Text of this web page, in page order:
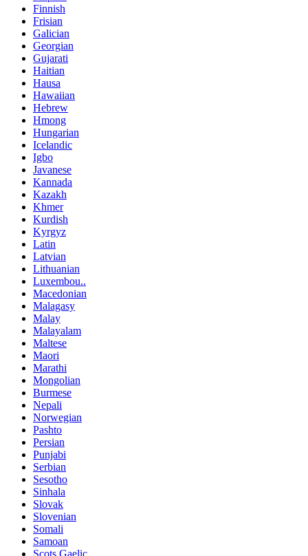
Finnish
Frisian
Galician
Georgian
Gujarati
Haitian
Hausa
Hawaiian
Hebrew
Hmong
Hungarian
Icelandic
Igbo
Javanese
Kannada
Kazakh
Khmer
Kurdish
Kyrgyz
Latin
Latvian
Lithuanian
Luxembou..
Macedonian
Malagasy
Malay
Malayalam
Maltese
Maori
Marathi
Mongolian
Burmese
Nepali
Norwegian
Pashto
Persian
Punjabi
Serbian
Sesotho
Sinhala
Slovak
Slovenian
Somali
Samoan